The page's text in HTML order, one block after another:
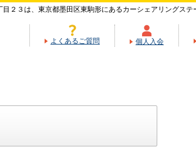
目２３は、東京都墨田区東駒形にあるカーシェアリングステ
よくあるご質問 個人入会